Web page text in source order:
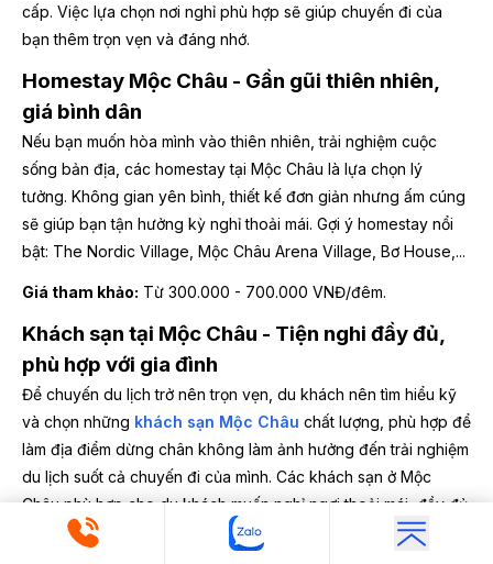
cấp. Việc lựa chọn nơi nghỉ phù hợp sẽ giúp chuyến đi của
bạn thêm trọn vẹn và đáng nhớ.
Homestay Mộc Châu - Gần gũi thiên nhiên,
giá bình dân
Nếu bạn muốn hòa mình vào thiên nhiên, trải nghiệm cuộc
sống bản địa, các homestay tại Mộc Châu là lựa chọn lý
tưởng. Không gian yên bình, thiết kế đơn giản nhưng ấm cúng
sẽ giúp bạn tận hưởng kỳ nghỉ thoải mái. Gợi ý homestay nổi
bật: The Nordic Village, Mộc Châu Arena Village, Bơ House,...
Giá tham khảo: Từ 300.000 - 700.000 VNĐ/đêm.
Khách sạn tại Mộc Châu - Tiện nghi đầy đủ,
phù hợp với gia đình
Để chuyến du lịch trở nên trọn vẹn, du khách nên tìm hiểu kỹ
và chọn những khách sạn Mộc Châu chất lượng, phù hợp để
làm địa điểm dừng chân không làm ảnh hưởng đến trải nghiệm
du lịch suốt cả chuyến đi của mình. Các khách sạn ở Mộc
Châu phù hợp cho du khách muốn nghỉ ngơi thoải mái, đầy đủ
tiện nghi. Từ khách sạn bình dân đến cao cấp, tất cả đều đáp